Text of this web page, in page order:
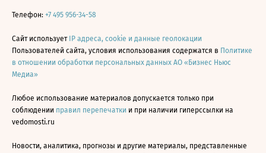
Телефон: +7 495 956-34-58
Сайт использует IP адреса, cookie и данные геолокации
Пользователей сайта, условия использования содержатся в Политике
в отношении обработки персональных данных АО «Бизнес Ньюс
Медиа»
Любое использование материалов допускается только при
соблюдении правил перепечатки и при наличии гиперссылки на
vedomosti.ru
Новости, аналитика, прогнозы и другие материалы, представленные